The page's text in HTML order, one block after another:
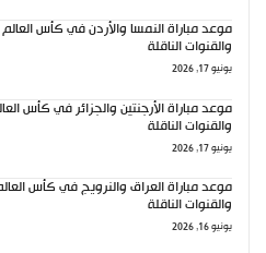
والقنوات الناقلة
يونيو 17, 2026
والقنوات الناقلة
يونيو 17, 2026
والقنوات الناقلة
يونيو 16, 2026